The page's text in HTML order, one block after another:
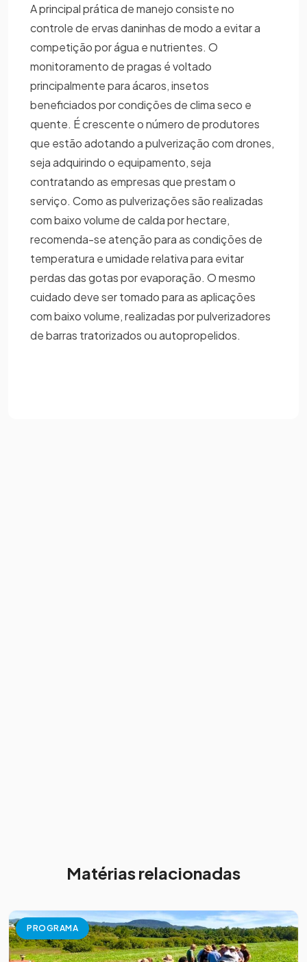
A principal prática de manejo consiste no
controle de ervas daninhas de modo a evitar a
competição por água e nutrientes. O
monitoramento de pragas é voltado
principalmente para ácaros, insetos
beneficiados por condições de clima seco e
quente. É crescente o número de produtores
que estão adotando a pulverização com drones,
seja adquirindo o equipamento, seja
contratando as empresas que prestam o
serviço. Como as pulverizações são realizadas
com baixo volume de calda por hectare,
recomenda-se atenção para as condições de
temperatura e umidade relativa para evitar
perdas das gotas por evaporação. O mesmo
cuidado deve ser tomado para as aplicações
com baixo volume, realizadas por pulverizadores
de barras tratorizados ou autopropelidos.
Matérias relacionadas
PROGRAMA